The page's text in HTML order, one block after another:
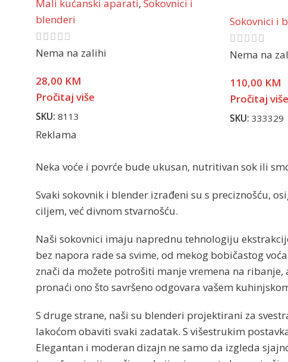
Mali kućanski aparati, Sokovnici i
blenderi
Nema na zalihi
28,00 KM
Pročitaj više
SKU: 8113
Sokovnici i
Nema na
110,00 KM
Pročitaj više
SKU: 333329
Reklama
Neka voće i povrće bude ukusan, nutritivan sok ili
Svaki sokovnik i blender izrađeni su s preciznošću,
ciljem, već divnom stvarnošću.
Naši sokovnici imaju naprednu tehnologiju
bez napora rade sa svime, od mekog bobičastog
znači da možete potrošiti manje vremena na
pronaći ono što savršeno odgovara vašem
S druge strane, naši su blenderi projektirani za
lakoćom obaviti svaki zadatak. S višestrukim
Elegantan i moderan dizajn ne samo da izgleda